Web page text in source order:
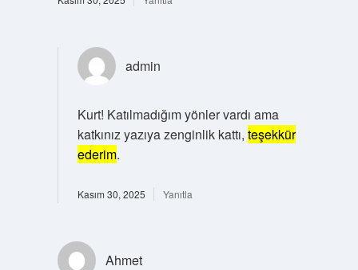
admin
Kurt! Katılmadığım yönler vardı ama
katkınız yazıya zenginlik kattı, teşekkür
ederim.
Kasım 30, 2025 Yanıtla
Ahmet